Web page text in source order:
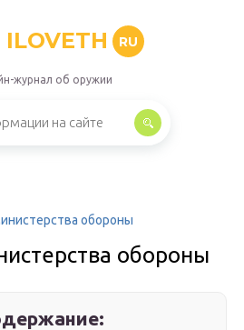
ILOVETH RU
журнал об оружии
обороны
обороны